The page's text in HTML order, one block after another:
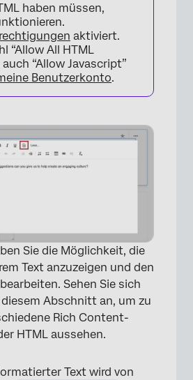
haben müssen,
aktiviert.
“Allow All HTML
auch “Allow Javascript”
Benutzerkonto.
Sie die Möglichkeit, die
Text anzuzeigen und den
Sehen Sie sich
Abschnitt an, um zu
Rich Content-
HTML aussehen.
Text wird von